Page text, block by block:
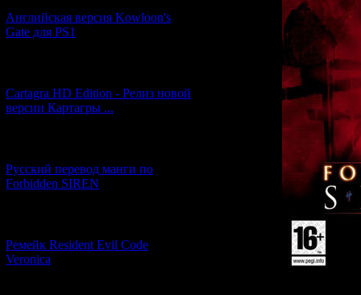
Английская версия Kowloon's
Gate для PS1
Cartagra HD Edition - Релиз новой
версии Картагры ...
Русский перевод манги по
Forbidden SIREN
Ремейк Resident Evil Code
Veronica